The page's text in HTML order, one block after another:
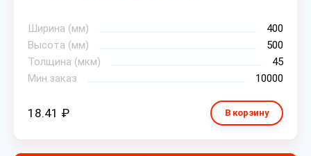
Ширина (мм)
400
Высота (мм)
500
Толщина (мкм)
45
Мин.заказ
10000
18.41 ₽ В корзину